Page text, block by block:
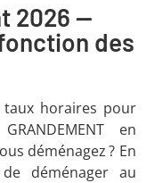
2026 —
des
taux horaires pour
en
déménagez ? En
déménager au